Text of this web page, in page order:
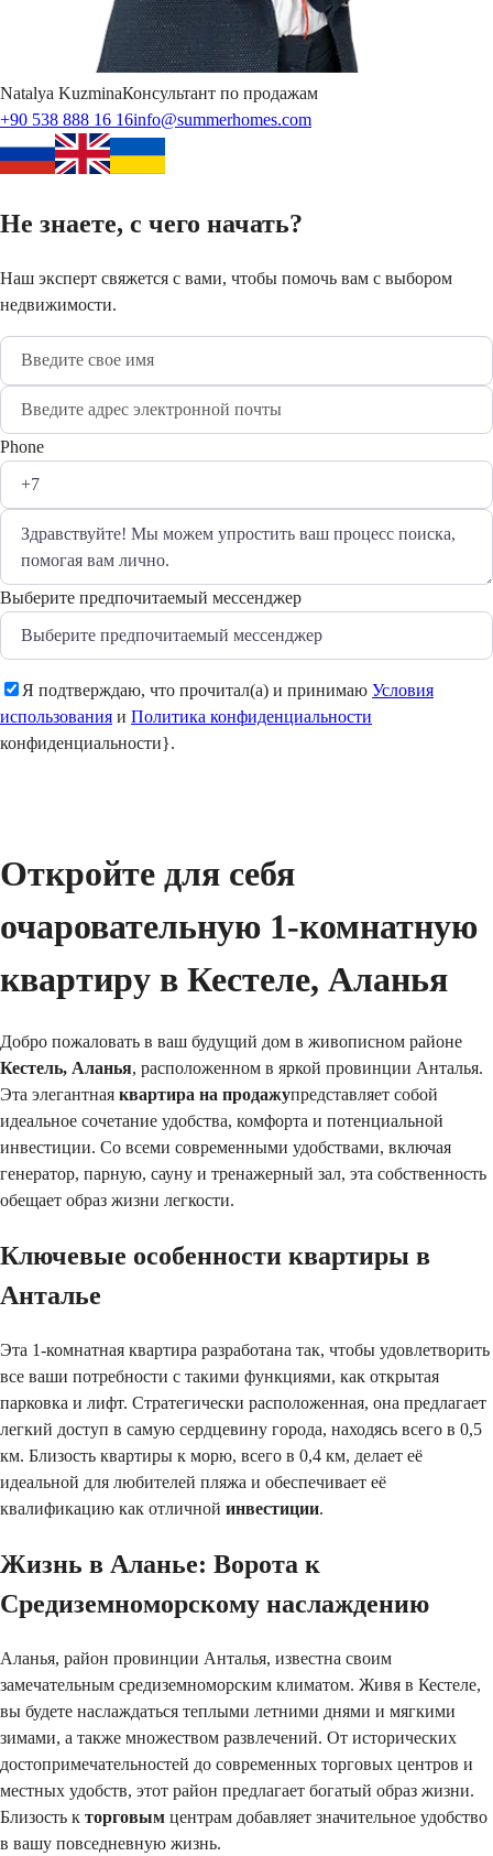
Natalya KuzminaКонсультант по продажам
+90 538 888 16 16info@summerhomes.com
Не знаете, с чего начать?
Наш эксперт свяжется с вами, чтобы помочь вам с выбором
недвижимости.
Phone
Выберите предпочитаемый мессенджер
Я подтверждаю, что прочитал(а) и принимаю Условия
использования и Политика конфиденциальности
конфиденциальности}.
Откройте для себя
очаровательную 1-комнатную
квартиру в Кестеле, Аланья
Кестель, Аланья, расположенном в яркой провинции Анталья.
Эта элегантная квартира на продажупредставляет собой
идеальное сочетание удобства, комфорта и потенциальной
инвестиции. Со всеми современными удобствами, включая
генератор, парную, сауну и тренажерный зал, эта собственность
обещает образ жизни легкости.
Ключевые особенности квартиры в
Анталье
Эта 1-комнатная квартира разработана так, чтобы удовлетворить
все ваши потребности с такими функциями, как открытая
парковка и лифт. Стратегически расположенная, она предлагает
легкий доступ в самую сердцевину города, находясь всего в 0,5
км. Близость квартиры к морю, всего в 0,4 км, делает её
идеальной для любителей пляжа и обеспечивает её
квалификацию как отличной инвестиции.
Жизнь в Аланье: Ворота к
Средиземноморскому наслаждению
Аланья, район провинции Анталья, известна своим
замечательным средиземноморским климатом. Живя в Кестеле,
вы будете наслаждаться теплыми летними днями и мягкими
зимами, а также множеством развлечений. От исторических
достопримечательностей до современных торговых центров и
местных удобств, этот район предлагает богатый образ жизни.
Близость к торговым центрам добавляет значительное удобство
в вашу повседневную жизнь.